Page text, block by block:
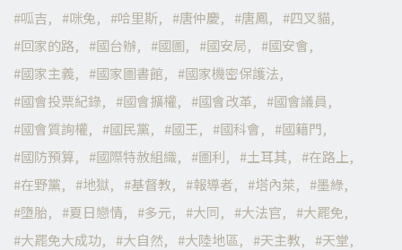
呱吉
咪兔 哈里斯 唐仲慶 唐鳳
四叉貓
回家的路
國台辦 國圖 國安局
國安會
國家主義
國家圖書館
國家機密保護法
國會投票紀錄
國會擴權 國會改革
國會議員
國會質詢權
國民黨 國王 國科會
國籍門
國防預算
國際特赦組織 圖利 土耳其
在路上
在野黨
地獄 基督教 報導者 塔內萊
墨綠
墮胎
夏日戀情 多元 大同 大法官
大罷免
大罷免大成功
大自然 大陸地區 天主教
天堂